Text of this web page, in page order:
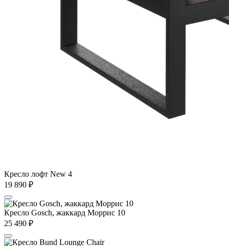
Кресло лофт New 4
19 890 ₽
Кресло Gosch, жаккард Моррис 10
25 490 ₽